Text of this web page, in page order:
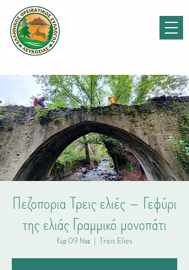
Πεζοπορια Τρεις ελιές – Γεφύρι
της ελιάς Γραμμικό μονοπάτι
Κυρ 09 Νοε
  |
Treis Elies